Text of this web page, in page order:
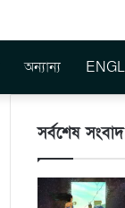
অন্যান্য
সর্বশেষ সংবাদ